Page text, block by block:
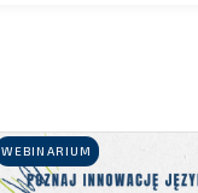
WEBINARIUM